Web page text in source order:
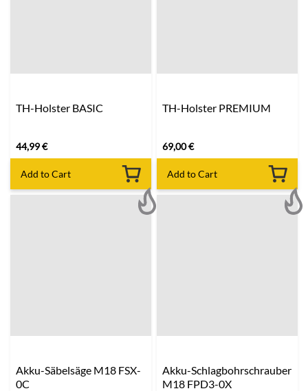
TH-Holster BASIC
44,99€
Add to Cart
TH-Holster PREMIUM
69,00€
Add to Cart
Akku-Säbelsäge M18 FSX-
0C
Akku-Schlagbohrschrauber
M18 FPD3-0X